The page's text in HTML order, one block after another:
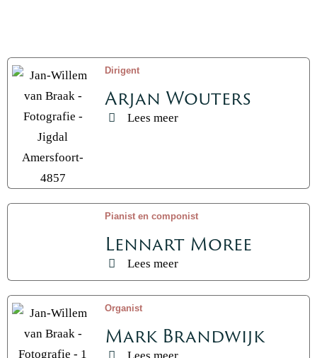
Dirigent
Arjan Wouters
Lees meer
Pianist en componist
Lennart Moree
Lees meer
Organist
Mark Brandwijk